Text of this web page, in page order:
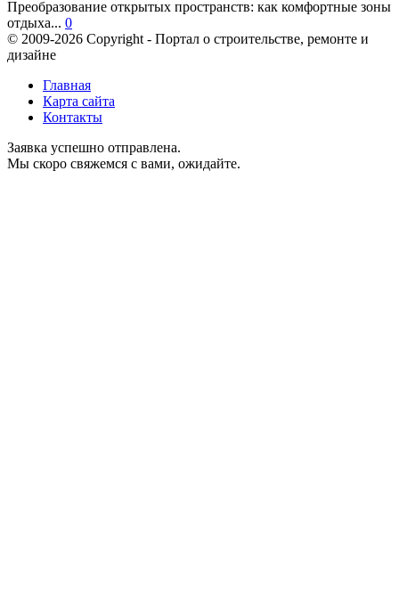
Преобразование открытых пространств: как комфортные зоны
отдыха... 0
© 2009-2026 Copyright - Портал о строительстве, ремонте и
дизайне
Главная
Карта сайта
Контакты
Заявка успешно отправлена.
Мы скоро свяжемся с вами, ожидайте.